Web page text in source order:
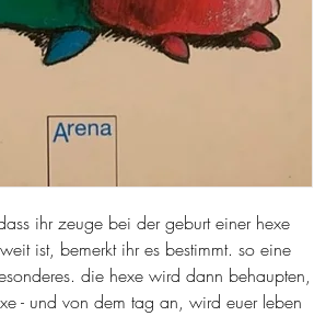
ihr zeuge bei der geburt einer hexe
ist, bemerkt ihr es bestimmt. so eine
die hexe wird dann behaupten,
- und von dem tag an, wird euer leben